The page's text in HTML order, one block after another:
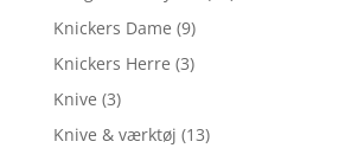
Knickers Dame (9)
Knickers Herre (3)
Knive (3)
Knive & værktøj (13)